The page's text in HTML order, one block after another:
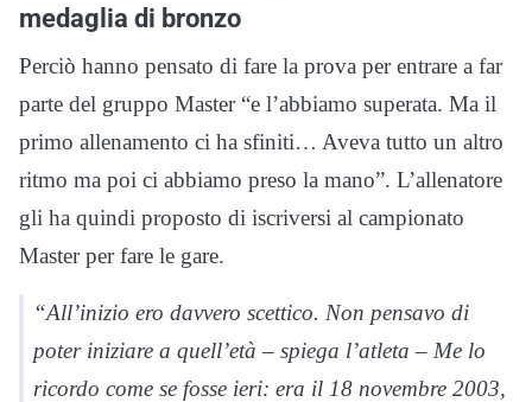
medaglia di bronzo
Perciò hanno pensato di fare la prova per entrare a far
parte del gruppo Master “e l’abbiamo superata. Ma il
primo allenamento ci ha sfiniti… Aveva tutto un altro
ritmo ma poi ci abbiamo preso la mano”. L’allenatore
gli ha quindi proposto di iscriversi al campionato
Master per fare le gare.
“All’inizio ero davvero scettico. Non pensavo di
poter iniziare a quell’età – spiega l’atleta – Me lo
ricordo come se fosse ieri: era il 18 novembre 2003,